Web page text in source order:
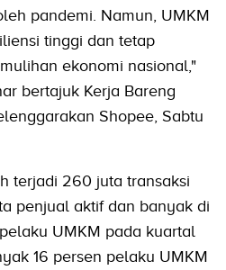
pandemi. Namun, UMKM
tinggi dan tetap
ekonomi nasional,"
bertajuk Kerja Bareng
Shopee, Sabtu
terjadi 260 juta transaksi
penjual aktif dan banyak di
UMKM pada kuartal
16 persen pelaku UMKM